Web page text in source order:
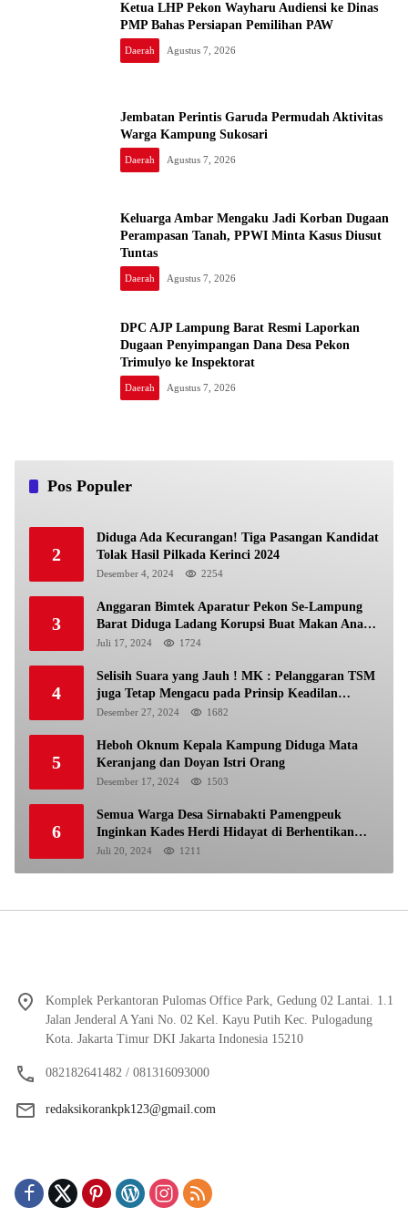
Ketua LHP Pekon Wayharu Audiensi ke Dinas
PMP Bahas Persiapan Pemilihan PAW
Daerah Agustus 7, 2026
Jembatan Perintis Garuda Permudah Aktivitas
Warga Kampung Sukosari
Daerah Agustus 7, 2026
Keluarga Ambar Mengaku Jadi Korban Dugaan
Perampasan Tanah, PPWI Minta Kasus Diusut
Tuntas
Daerah Agustus 7, 2026
DPC AJP Lampung Barat Resmi Laporkan
Dugaan Penyimpangan Dana Desa Pekon
Trimulyo ke Inspektorat
Daerah Agustus 7, 2026
Pos Populer
2
Diduga Ada Kecurangan! Tiga Pasangan Kandidat
Tolak Hasil Pilkada Kerinci 2024
Desember 4, 2024 2254
3
Anggaran Bimtek Aparatur Pekon Se-Lampung
Barat Diduga Ladang Korupsi Buat Makan Anak
Istri
Juli 17, 2024 1724
4
Selisih Suara yang Jauh ! MK : Pelanggaran TSM
juga Tetap Mengacu pada Prinsip Keadilan
Pemilu
Desember 27, 2024 1682
5
Heboh Oknum Kepala Kampung Diduga Mata
Keranjang dan Doyan Istri Orang
Desember 17, 2024 1503
6
Semua Warga Desa Sirnabakti Pamengpeuk
Inginkan Kades Herdi Hidayat di Berhentikan
Dari Jabatan nya
Juli 20, 2024 1211
Komplek Perkantoran Pulomas Office Park, Gedung 02 Lantai. 1.1
Jalan Jenderal A Yani No. 02 Kel. Kayu Putih Kec. Pulogadung
Kota. Jakarta Timur DKI Jakarta Indonesia 15210
082182641482 / 081316093000
redaksikorankpk123@gmail.com